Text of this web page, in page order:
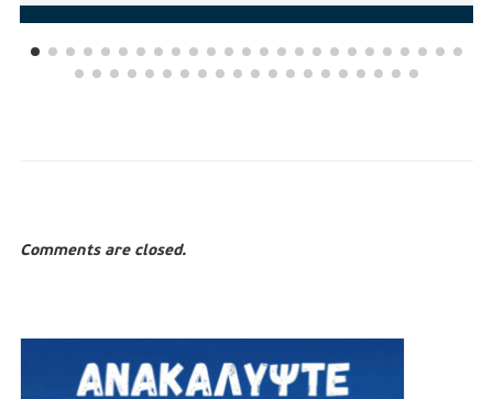
Comments are closed.